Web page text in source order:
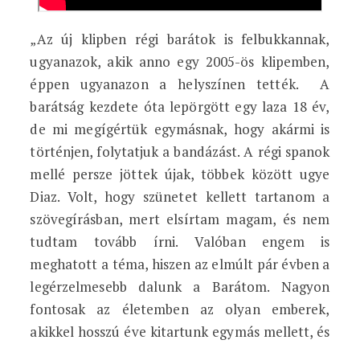
„Az új klipben régi barátok is felbukkannak,
ugyanazok, akik anno egy 2005-ös klipemben,
éppen ugyanazon a helyszínen tették. A
barátság kezdete óta lepörgött egy laza 18 év,
de mi megígértük egymásnak, hogy akármi is
történjen, folytatjuk a bandázást. A régi spanok
mellé persze jöttek újak, többek között ugye
Diaz. Volt, hogy szünetet kellett tartanom a
szövegírásban, mert elsírtam magam, és nem
tudtam tovább írni. Valóban engem is
meghatott a téma, hiszen az elmúlt pár évben a
legérzelmesebb dalunk a Barátom. Nagyon
fontosak az életemben az olyan emberek,
akikkel hosszú éve kitartunk egymás mellett, és